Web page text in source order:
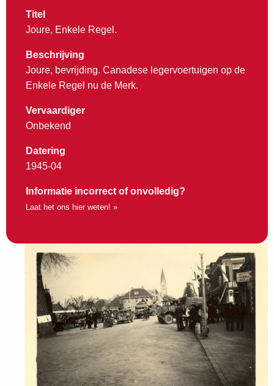
Titel
Joure, Enkele Regel.
Beschrijving
Joure, bevrijding. Canadese legervoertuigen op de
Enkele Regel nu de Merk.
Vervaardiger
Onbekend
Datering
1945-04
Informatie incorrect of onvolledig?
Laat het ons hier weten! »